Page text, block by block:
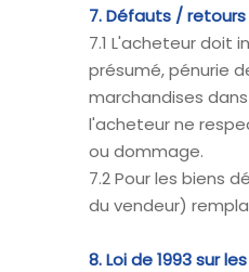
7. Défauts / retours
7.1 L'acheteur doit
présumé, pénurie
marchandises
l'acheteur ne
ou dommage.
7.2 Pour les biens
du vendeur)
8. Loi de 1993 sur